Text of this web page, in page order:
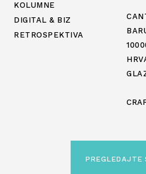
PREGLEDAJTE
KOLUMNE
DIGITAL & BIZ
RETROSPEKTIVA